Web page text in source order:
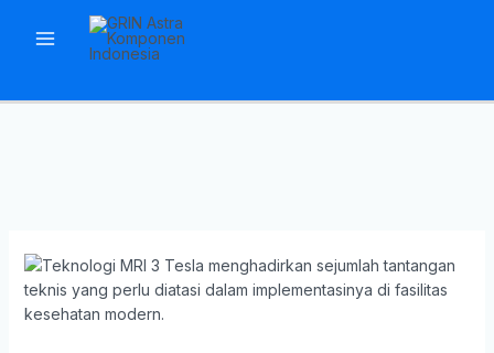
Menu